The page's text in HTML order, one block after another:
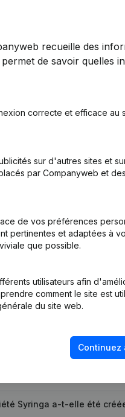
€463 735 28,36%
Ouverture
Syringa a-t-elle été
recueille des
de savoir quelles
correcte et efficace au
sur d'autres sites et
par Companyweb et
de vos préférences
pertinentes et adaptées à
que possible.
utilisateurs afin
comment le site est
du site web.
Continuez